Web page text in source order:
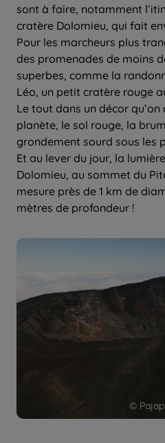
©
sont à faire, notamment
cratère Dolomieu, qui fait
Pour les marcheurs plus
des promenades de moins
superbes, comme la
Léo, un petit cratère rouge
Le tout dans un décor
planète, le sol rouge, la
grondement sourd sous les
Et au lever du jour, la
Dolomieu, au sommet du
mesure près de 1 km de
mètres de profondeur !